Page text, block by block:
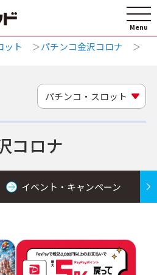
ット パチンコ金沢コロナ
コロナ
パチンコ・スロット
イベント・キャンペーン